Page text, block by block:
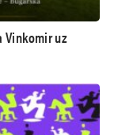
Vinkomir uz